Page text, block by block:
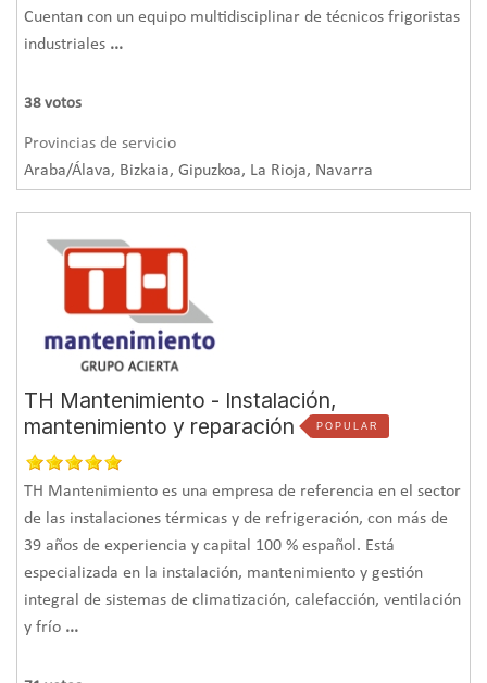
Cuentan con un equipo multidisciplinar de técnicos frigoristas
industriales ...
38 votos
Provincias de servicio
Araba/Álava, Bizkaia, Gipuzkoa, La Rioja, Navarra
TH Mantenimiento - Instalación,
mantenimiento y reparación
POPULAR
TH Mantenimiento es una empresa de referencia en el sector
de las instalaciones térmicas y de refrigeración, con más de
39 años de experiencia y capital 100 % español. Está
especializada en la instalación, mantenimiento y gestión
integral de sistemas de climatización, calefacción, ventilación
y frío ...